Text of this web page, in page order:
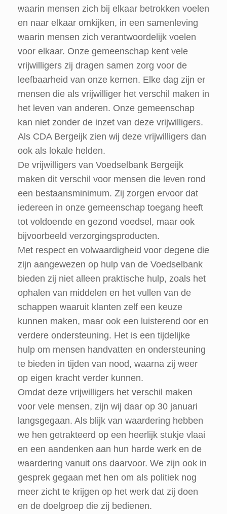
waarin mensen zich bij elkaar betrokken voelen
en naar elkaar omkijken, in een samenleving
waarin mensen zich verantwoordelijk voelen
voor elkaar. Onze gemeenschap kent vele
vrijwilligers zij dragen samen zorg voor de
leefbaarheid van onze kernen. Elke dag zijn er
mensen die als vrijwilliger het verschil maken in
het leven van anderen. Onze gemeenschap
kan niet zonder de inzet van deze vrijwilligers.
Als CDA Bergeijk zien wij deze vrijwilligers dan
ook als lokale helden.
De vrijwilligers van Voedselbank Bergeijk
maken dit verschil voor mensen die leven rond
een bestaansminimum. Zij zorgen ervoor dat
iedereen in onze gemeenschap toegang heeft
tot voldoende en gezond voedsel, maar ook
bijvoorbeeld verzorgingsproducten.
Met respect en volwaardigheid voor degene die
zijn aangewezen op hulp van de Voedselbank
bieden zij niet alleen praktische hulp, zoals het
ophalen van middelen en het vullen van de
schappen waaruit klanten zelf een keuze
kunnen maken, maar ook een luisterend oor en
verdere ondersteuning. Het is een tijdelijke
hulp om mensen handvatten en ondersteuning
te bieden in tijden van nood, waarna zij weer
op eigen kracht verder kunnen.
Omdat deze vrijwilligers het verschil maken
voor vele mensen, zijn wij daar op 30 januari
langsgegaan. Als blijk van waardering hebben
we hen getrakteerd op een heerlijk stukje vlaai
en een aandenken aan hun harde werk en de
waardering vanuit ons daarvoor. We zijn ook in
gesprek gegaan met hen om als politiek nog
meer zicht te krijgen op het werk dat zij doen
en de doelgroep die zij bedienen.